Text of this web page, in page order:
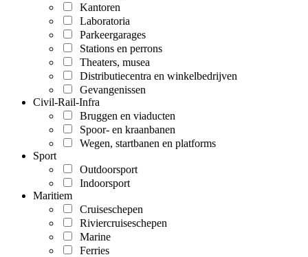
Kantoren
Laboratoria
Parkeergarages
Stations en perrons
Theaters, musea
Distributiecentra en winkelbedrijven
Gevangenissen
Civil-Rail-Infra
Bruggen en viaducten
Spoor- en kraanbanen
Wegen, startbanen en platforms
Sport
Outdoorsport
Indoorsport
Maritiem
Cruiseschepen
Riviercruiseschepen
Marine
Ferries